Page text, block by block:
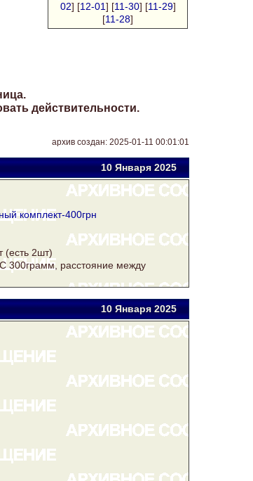
02] [12-01] [11-30] [11-29]
[11-28]
действительности.
архив создан: 2025-01-11 00:01:01
10 Января2025
комплект-400грн
(есть 2шт)
300грамм, расстояние между
10 Января2025